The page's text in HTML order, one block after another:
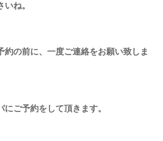
ね。
約の前に、一度ご連絡をお願い致しま
ご予約をして頂きます。